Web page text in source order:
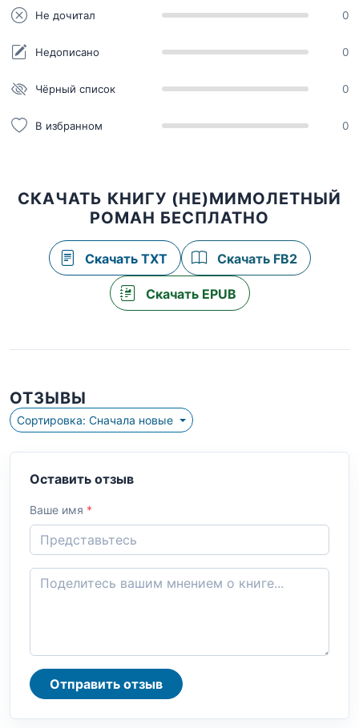
Не дочитал 0
Недописано 0
Чёрный список 0
В избранном 0
СКАЧАТЬ КНИГУ (НЕ)МИМОЛЕТНЫЙ
РОМАН БЕСПЛАТНО
Скачать TXT Скачать FB2
Скачать EPUB
ОТЗЫВЫ
Сортировка: Сначала новые
Оставить отзыв
Ваше имя *
Отправить отзыв